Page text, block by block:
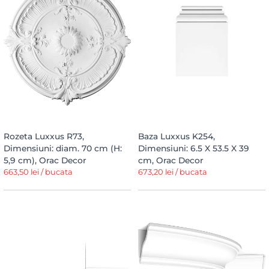
Rozeta Luxxus R73,
Dimensiuni: diam. 70 cm (H:
5,9 cm), Orac Decor
663,50 lei / bucata
Baza Luxxus K254,
Dimensiuni: 6.5 X 53.5 X 39
cm, Orac Decor
673,20 lei / bucata